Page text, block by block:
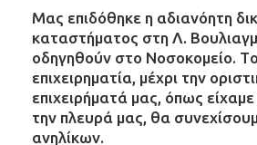
Μας επιδόθηκε η αδιανόητη
καταστήματος στη Λ.
οδηγηθούν στο Νοσοκομείο. Tο
επιχειρηματία, μέχρι την
επιχειρήματά μας, όπως
την πλευρά μας, θα
ανηλίκων.